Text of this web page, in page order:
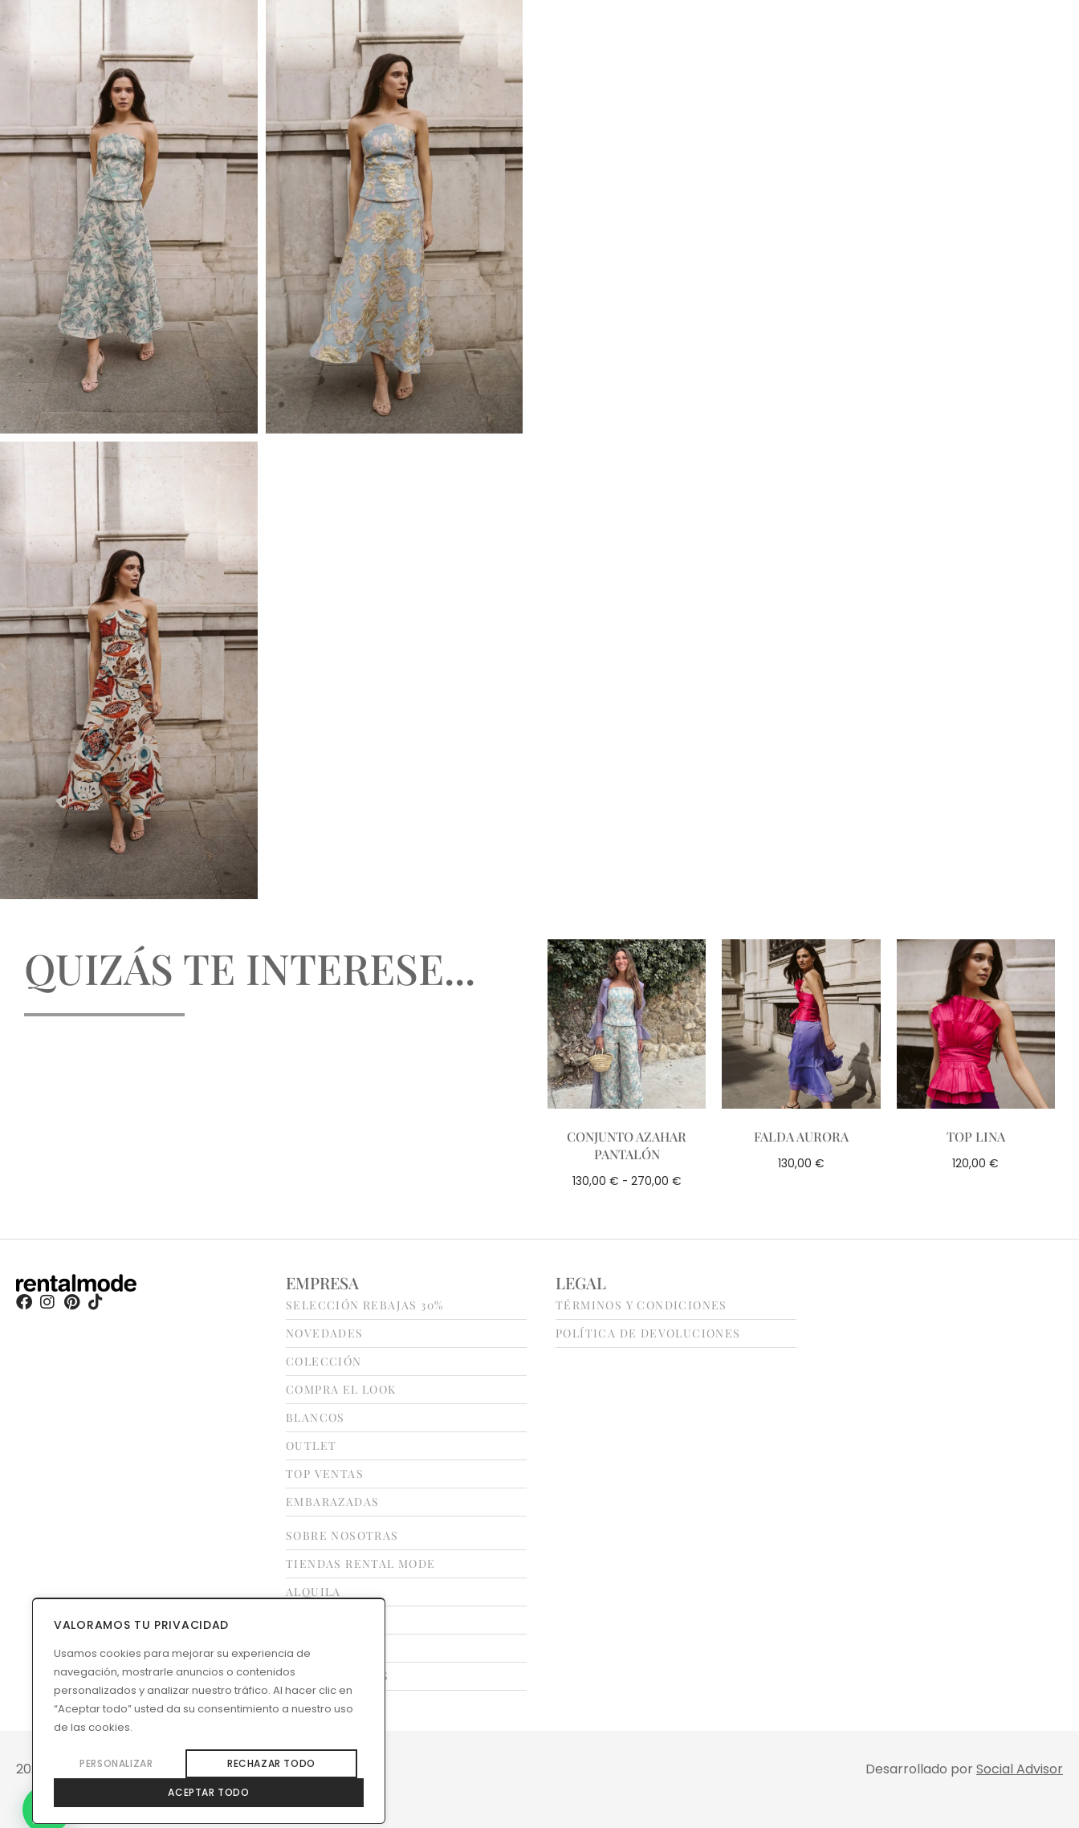
VALORAMOS TU PRIVACIDAD
Usamos cookies para mejorar su experiencia de
navegación, mostrarle anuncios o contenidos
personalizados y analizar nuestro tráfico. Al hacer clic en
“Aceptar todo” usted da su consentimiento a nuestro uso
de las cookies.
PERSONALIZAR RECHAZAR TODO
ACEPTAR TODO
QUIZÁS TE INTERESE...
CONJUNTO AZAHAR
PANTALÓN
130,00 € - 270,00 €
FALDA AURORA
130,00 €
TOP LINA
120,00€
EMPRESA
SELECCIÓN REBAJAS 30%
NOVEDADES
COLECCIÓN
COMPRA EL LOOK
BLANCOS
OUTLET
TOP VENTAS
EMBARAZADAS
SOBRE NOSOTRAS
TIENDAS RENTAL MODE
ALQUILA
CONTACTO
GUÍA DE TALLAS
LEGAL
TÉRMINOS Y CONDICIONES
POLÍTICA DE DEVOLUCIONES
2026 © Rental Mode Desarrollado porSocial Advisor